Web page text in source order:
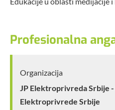
Profesionalna
Organizacija
JP Elektroprivreda Srbije
Elektroprivrede Srbije